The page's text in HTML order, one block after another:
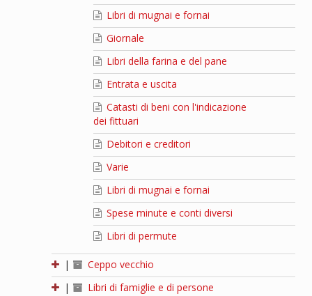
Libri di mugnai e fornai
Giornale
Libri della farina e del pane
Entrata e uscita
Catasti di beni con l'indicazione
dei fittuari
Debitori e creditori
Varie
Libri di mugnai e fornai
Spese minute e conti diversi
Libri di permute
|
Ceppo vecchio
|
Libri di famiglie e di persone